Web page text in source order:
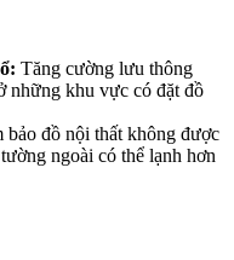
Tăng cường lưu thông
những khu vực có đặt đồ
bảo đồ nội thất không được
ngoài có thể lạnh hơn